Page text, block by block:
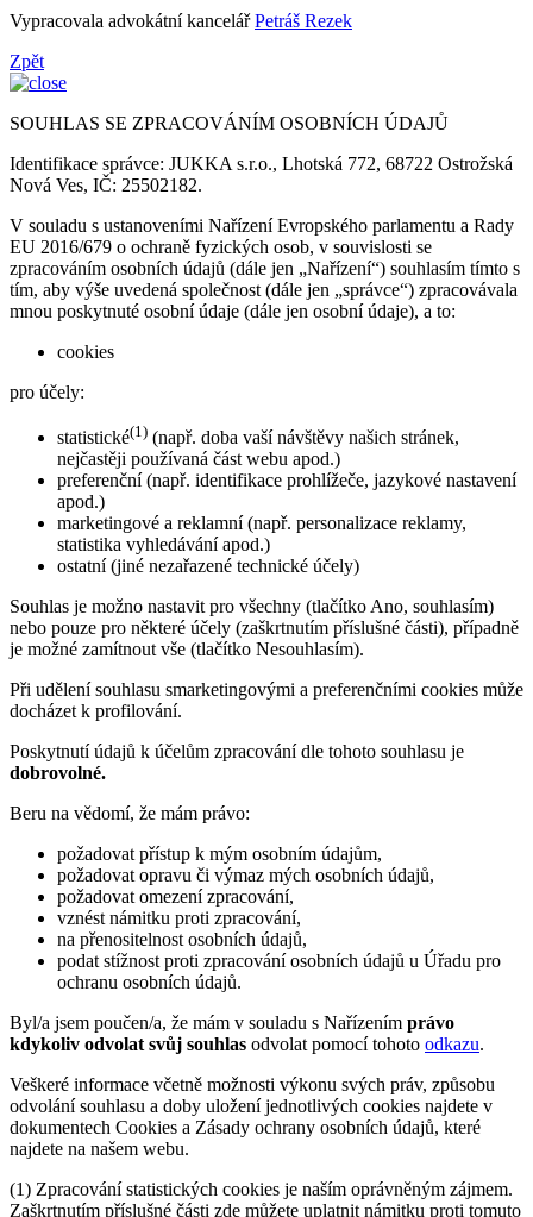
Vypracovala advokátní kancelářPetráš Rezek
Zpět
SOUHLAS SE ZPRACOVÁNÍM OSOBNÍCH ÚDAJŮ
Identifikace správce: JUKKA s.r.o., Lhotská 772, 68722 Ostrožská
Nová Ves, IČ: 25502182.
V souladu s ustanoveními Nařízení Evropského parlamentu a Rady
EU 2016/679 o ochraně fyzických osob, v souvislosti se
zpracováním osobních údajů (dále jen „Nařízení“) souhlasím tímto s
tím, aby výše uvedená společnost (dále jen „správce“) zpracovávala
mnou poskytnuté osobní údaje (dále jen osobní údaje), a to:
cookies
pro účely:
statistické(1) (např. doba vaší návštěvy našich stránek,
nejčastěji používaná část webu apod.)
preferenční (např. identifikace prohlížeče, jazykové nastavení
apod.)
marketingové a reklamní (např. personalizace reklamy,
statistika vyhledávání apod.)
ostatní (jiné nezařazené technické účely)
Souhlas je možno nastavit pro všechny (tlačítko Ano, souhlasím)
nebo pouze pro některé účely (zaškrtnutím příslušné části), případně
je možné zamítnout vše (tlačítko Nesouhlasím).
Při udělení souhlasu smarketingovými a preferenčními cookies může
docházet k profilování.
Poskytnutí údajů k účelům zpracování dle tohoto souhlasu je
dobrovolné.
Beru na vědomí, že mám právo:
požadovat přístup k mým osobním údajům,
požadovat opravu či výmaz mých osobních údajů,
požadovat omezení zpracování,
vznést námitku proti zpracování,
na přenositelnost osobních údajů,
podat stížnost proti zpracování osobních údajů u Úřadu pro
ochranu osobních údajů.
Byl/a jsem poučen/a, že mám v souladu s Nařízením právo
kdykoliv odvolat svůj souhlas odvolat pomocí tohoto odkazu.
Veškeré informace včetně možnosti výkonu svých práv, způsobu
odvolání souhlasu a doby uložení jednotlivých cookies najdete v
dokumentech Cookies a Zásady ochrany osobních údajů, které
najdete na našem webu.
(1) Zpracování statistických cookies je naším oprávněným zájmem.
Zaškrtnutím příslušné části zde můžete uplatnit námitku proti tomuto